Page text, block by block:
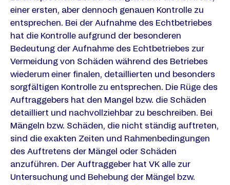
einer ersten, aber dennoch genauen Kontrolle zu
entsprechen. Bei der Aufnahme des Echtbetriebes
hat die Kontrolle aufgrund der besonderen
Bedeutung der Aufnahme des Echtbetriebes zur
Vermeidung von Schäden während des Betriebes
wiederum einer finalen, detaillierten und besonders
sorgfältigen Kontrolle zu entsprechen. Die Rüge des
Auftraggebers hat den Mangel bzw. die Schäden
detailliert und nachvollziehbar zu beschreiben. Bei
Mängeln bzw. Schäden, die nicht ständig auftreten,
sind die exakten Zeiten und Rahmenbedingungen
des Auftretens der Mängel oder Schäden
anzuführen. Der Auftraggeber hat VK alle zur
Untersuchung und Behebung der Mängel bzw.